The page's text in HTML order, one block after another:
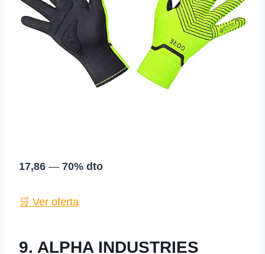
17,86 — 70% dto
🛒 Ver oferta
9. ALPHA INDUSTRIES